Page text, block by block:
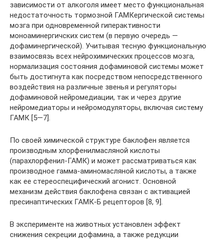
зависимости от алкоголя имеет место функциональная
недостаточность тормозной ГАМКергической системы
мозга при одновременной гиперактивности
моноаминергичских систем (в первую очередь —
дофаминергической). Учитывая тесную функциональную
взаимосвязь всех нейрохимических процессов мозга,
нормализация состояния дофаминовой системы может
быть достигнута как посредством непосредственного
воздействия на различные звенья и регуляторы
дофаминовой нейромедиации, так и через другие
нейромедиаторы и нейромодуляторы, включая систему
ГАМК [5—7].
По своей химической структуре баклофен является
производным хлорфенилмасляной кислоты
(парахлорфенил-ГАМК) и может рассматриваться как
производное гамма-аминомасляной кислоты, а также
как ее стереоспецифический агонист. Основной
механизм действия баклофена связан с активацией
пресинаптических ГАМК-Б рецепторов [8, 9].
В эксперименте на животных установлен эффект
снижения секреции дофамина, а также редукции